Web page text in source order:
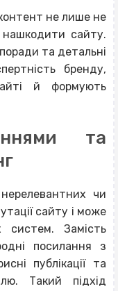
не лише не
сайту.
та детальні
бренду,
й формують
та
чи
сайту і може
систем. Замість
посилання з
публікації та
Такий підхід